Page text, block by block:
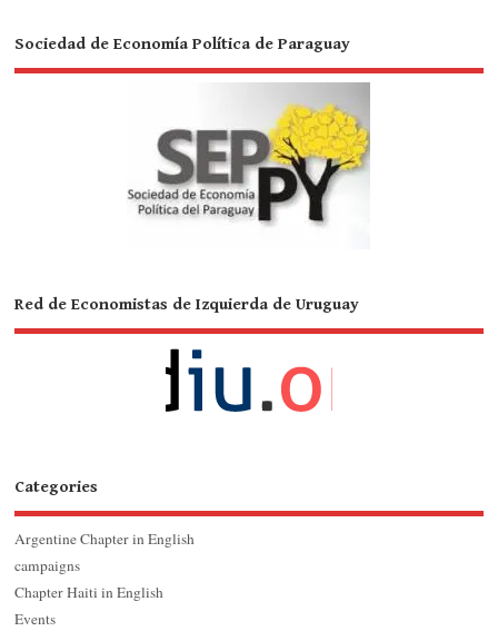
Sociedad de Economía Política de Paraguay
Red de Economistas de Izquierda de Uruguay
Categories
Argentine Chapter in English
campaigns
Chapter Haiti in English
Events